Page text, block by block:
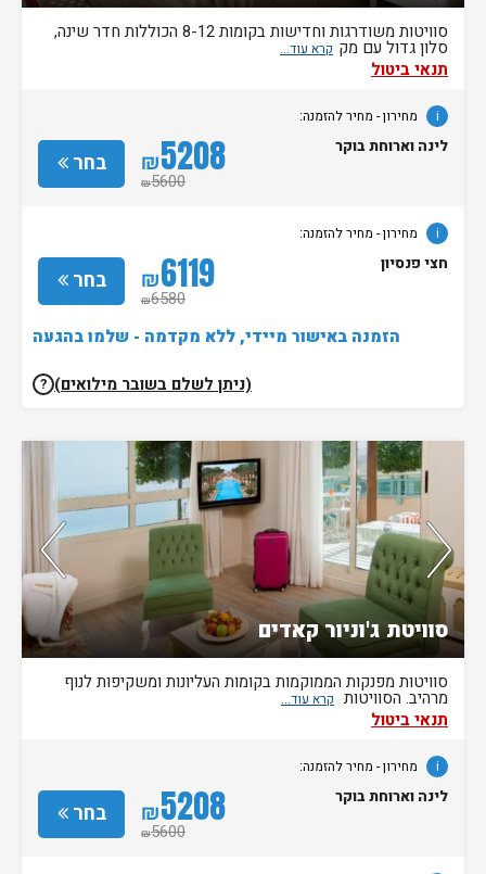
סוויטות משודרגות וחדישות בקומות 8-12 הכוללות חדר שינה,
סלון גדול עם מק
תנאי ביטול
i מחירון- מחיר להזמנה:
בחר ₪5208
₪5600
לינה וארוחת בוקר
i מחירון- מחיר להזמנה:
בחר ₪6119
₪6580
חצי פנסיון
הזמנה באישור מיידי, ללא מקדמה - שלמו בהגעה
(ניתן לשלם בשובר מילואים) ?
נותרו 5 חדרים אחרונים בממשק!
סוויטת ג'וניור קאדים
סוויטות מפנקות הממוקמות בקומות העליונות ומשקיפות לנוף
מרהיב. הסוויטות
תנאי ביטול
i מחירון- מחיר להזמנה:
בחר ₪5208
₪5600
לינה וארוחת בוקר